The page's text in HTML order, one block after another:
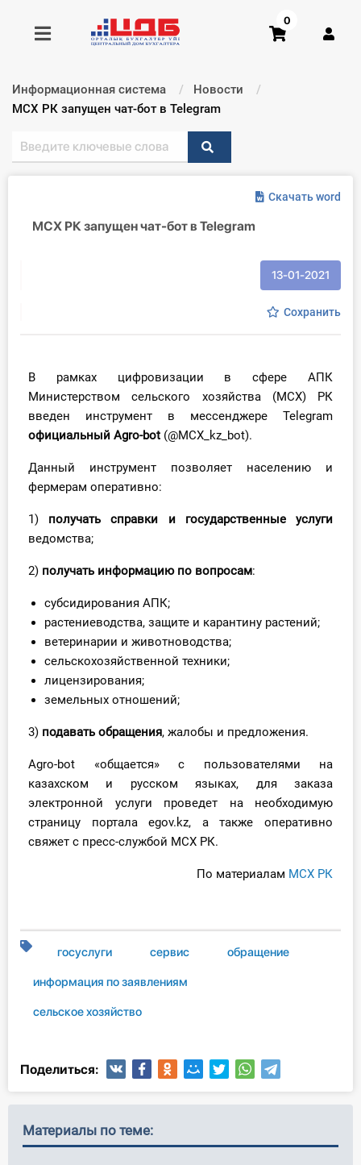
Получить консультацию
Купить доступ
Инструменты
Вебинары
Справочник бухгалтера
Практика ИП
Кадры. Труд. Зарплата.
Юридический помощник
Интернет-магазин
О Системе
Обучение
Тарифы
Тестирование для
0
Информационная система
Новости
Текущий:
МСХ РК запущен чат-бот в Telegram
Скачать word
МСХ РК запущен чат-бот в Telegram
13-01-2021
Сохранить
В рамках цифровизации в сфере АПК
Министерством сельского хозяйства (МСХ) РК
введен инструмент в мессенджере Telegram
официальный Agro-bot (@MCX_kz_bot).
Данный инструмент позволяет населению и
фермерам оперативно:
1) получать справки и государственные услуги
ведомства;
2) получать информацию по вопросам:
субсидирования АПК;
растениеводства, защите и карантину растений;
ветеринарии и животноводства;
сельскохозяйственной техники;
лицензирования;
земельных отношений;
3) подавать обращения, жалобы и предложения.
Agro-bot «общается» с пользователями на
казахском и русском языках, для заказа
электронной услуги проведет на необходимую
страницу портала egov.kz, а также оперативно
свяжет с пресс-службой МСХ РК.
По материалам МСХ РК
госуслуги сервис обращение
информация по заявлениям
сельское хозяйство
Поделиться:
Материалы по теме: